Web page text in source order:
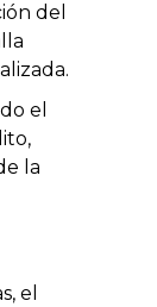
del
el
la
el